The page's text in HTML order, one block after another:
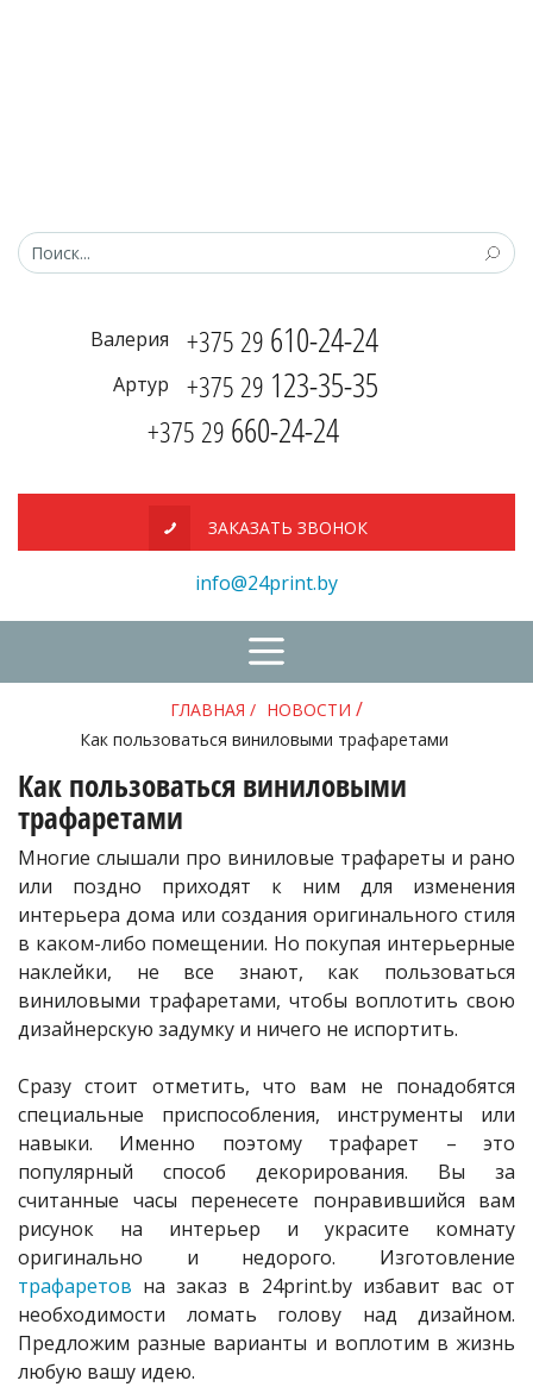
Валерия +375 29 610-24-24
Артур +375 29 123-35-35
+375 29 660-24-24
ЗАКАЗАТЬ ЗВОНОК
info@24print.by
ГЛАВНАЯ / НОВОСТИ /
Как пользоваться виниловыми трафаретами
Как пользоваться виниловыми
трафаретами
Многие слышали про виниловые трафареты и рано
или поздно приходят к ним для изменения
интерьера дома или создания оригинального стиля
в каком-либо помещении. Но покупая интерьерные
наклейки, не все знают, как пользоваться
виниловыми трафаретами, чтобы воплотить свою
дизайнерскую задумку и ничего не испортить.
Сразу стоит отметить, что вам не понадобятся
специальные приспособления, инструменты или
навыки. Именно поэтому трафарет – это
популярный способ декорирования. Вы за
считанные часы перенесете понравившийся вам
рисунок на интерьер и украсите комнату
оригинально и недорого. Изготовление
трафаретов на заказ в 24print.by избавит вас от
необходимости ломать голову над дизайном.
Предложим разные варианты и воплотим в жизнь
любую вашу идею.